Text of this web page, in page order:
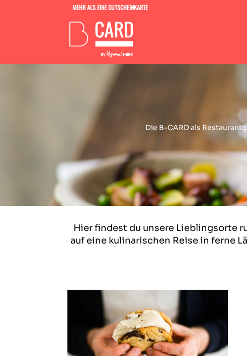
MEHR ALS EINE GUTSCHEINKARTE
Die B-CARD als
Hier findest du unsere Lieblingsorte
auf eine kulinarischen Reise in ferne